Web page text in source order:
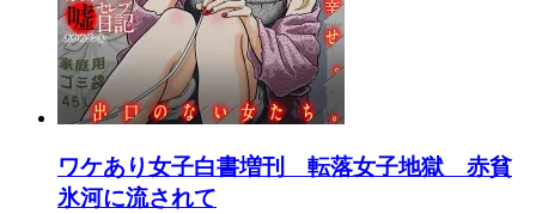
ワケあり女子白書増刊 転落女子地獄 赤貧
氷河に流されて